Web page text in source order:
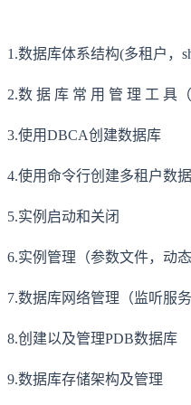
1.数据库体系结构(多租户，
2.数 据 库 常 用 管 理 工 具
3.使用DBCA创建数据库
4.使用命令行创建多租户数
5.实例启动和关闭
6.实例管理（参数文件，动态
7.数据库网络管理（监听服
8.创建以及管理PDB数据库
9.数据库存储架构及管理